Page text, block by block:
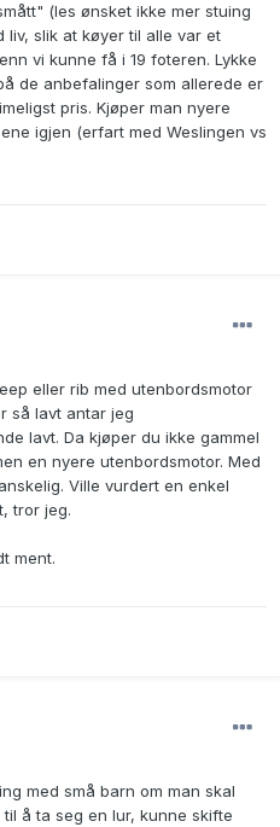
(les ønsket ikke mer stuing
slik at køyer til alle var et
vi kunne få i 19 foteren. Lykke
de anbefalinger som allerede er
pris. Kjøper man nyere
igjen (erfart med Weslingen vs
eller rib med utenbordsmotor
så lavt antar jeg
lavt. Da kjøper du ikke gammel
en nyere utenbordsmotor. Med
Ville vurdert en enkel
tror jeg.
ment.
med små barn om man skal
å ta seg en lur, kunne skifte